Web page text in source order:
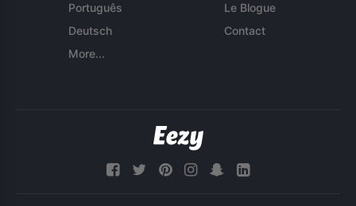
Português
Deutsch
More...
Le Blogue
Contact